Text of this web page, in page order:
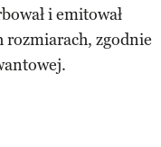
i emitował
rozmiarach, zgodnie